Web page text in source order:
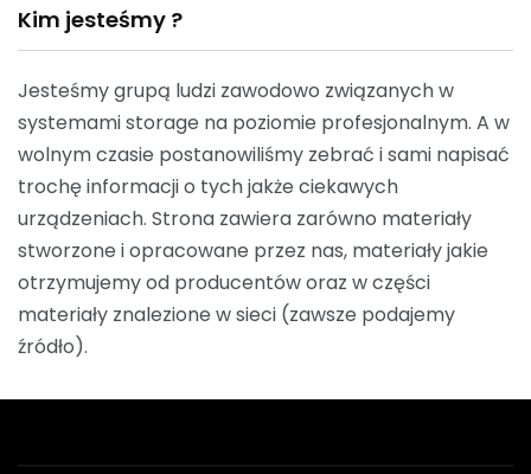
Kim jesteśmy ?
Jesteśmy grupą ludzi zawodowo związanych w
systemami storage na poziomie profesjonalnym. A w
wolnym czasie postanowiliśmy zebrać i sami napisać
trochę informacji o tych jakże ciekawych
urządzeniach. Strona zawiera zarówno materiały
stworzone i opracowane przez nas, materiały jakie
otrzymujemy od producentów oraz w części
materiały znalezione w sieci (zawsze podajemy
źródło).